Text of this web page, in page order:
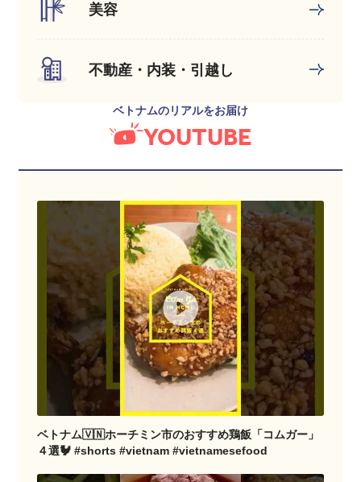
美容
不動産・内装・引越し
ベトナムのリアルをお届け
YOUTUBE
ベトナム🇻🇳ホーチミン市のおすすめ鶏飯「コムガー」
４選🐓 #shorts #vietnam #vietnamesefood